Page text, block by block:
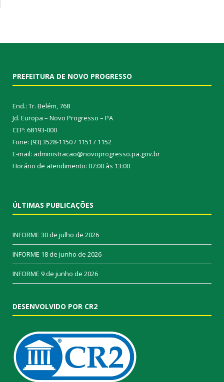
PREFEITURA DE NOVO PROGRESSO
End.: Tr. Belém, 768
Jd. Europa – Novo Progresso – PA
CEP: 68193-000
Fone: (93) 3528-1150 / 1151 / 1152
E-mail: administracao@novoprogresso.pa.gov.br
Horário de atendimento: 07:00 às 13:00
ÚLTIMAS PUBLICAÇÕES
INFORME 30 de julho de 2026
INFORME 18 de junho de 2026
INFORME 9 de junho de 2026
DESENVOLVIDO POR CR2